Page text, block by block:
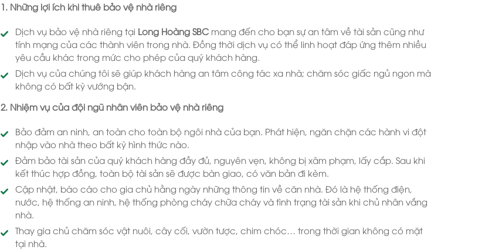
1. Những lợi ích khi thuê bảo vệ nhà riêng
Dịch vụ bảo vệ nhà riêng tại Long Hoàng SBC mang đến cho bạn sự an tâm về tài sản cũng như
tính mạng của các thành viên trong nhà. Đồng thời dịch vụ có thể linh hoạt đáp ứng thêm nhiều
yêu cầu khác trong mức cho phép của quý khách hàng.
Dịch vụ của chúng tôi sẽ giúp khách hàng an tâm công tác xa nhà; chăm sóc giấc ngủ ngon mà
không có bất kỳ vướng bận.
2. Nhiệm vụ của đội ngũ nhân viên bảo vệ nhà riêng
Bảo đảm an ninh, an toàn cho toàn bộ ngôi nhà của bạn. Phát hiện, ngăn chặn các hành vi đột
nhập vào nhà theo bất kỳ hình thức nào.
Đảm bảo tài sản của quý khách hàng đầy đủ, nguyên vẹn, không bị xâm phạm, lấy cắp. Sau khi
kết thúc hợp đồng, toàn bộ tài sản sẽ được bàn giao, có văn bản đi kèm.
Cập nhật, báo cáo cho gia chủ hằng ngày những thông tin về căn nhà. Đó là hệ thống điện,
nước, hệ thống an ninh, hệ thống phòng cháy chữa cháy và tình trạng tài sản khi chủ nhân vắng
nhà.
Thay gia chủ chăm sóc vật nuôi, cây cối, vườn tược, chim chóc… trong thời gian không có mặt
tại nhà.